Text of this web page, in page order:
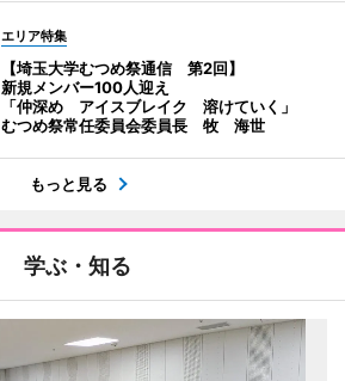
エリア特集
【埼玉大学むつめ祭通信 第2回】
新規メンバー100人迎え
「仲深め アイスブレイク 溶けていく」
むつめ祭常任委員会委員長 牧 海世
もっと見る
学ぶ・知る